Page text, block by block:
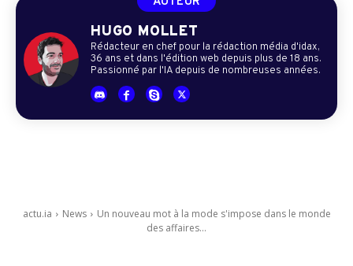
HUGO MOLLET
Rédacteur en chef pour la rédaction média d'idax,
36 ans et dans l'édition web depuis plus de 18 ans.
Passionné par l'IA depuis de nombreuses années.
actu.ia News
Un nouveau mot à la mode s'impose dans le monde
des affaires...